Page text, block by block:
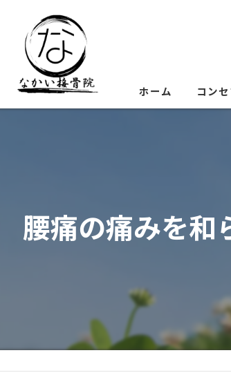
ホーム コン
腰痛の痛みを和